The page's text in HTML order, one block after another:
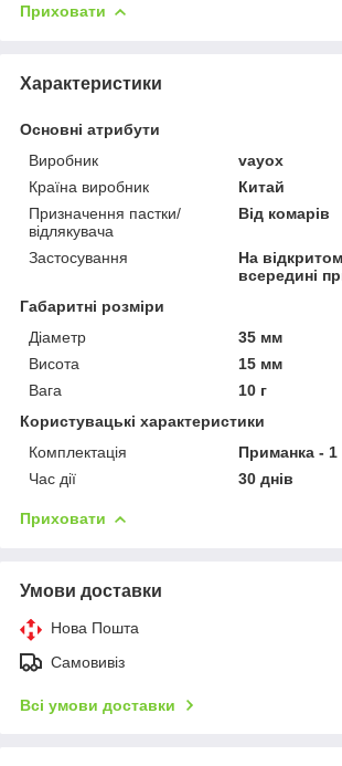
Приховати
Характеристики
Основні атрибути
Виробник
vayox
Країна виробник
Китай
Призначення пастки/
відлякувача
Від комарів
Застосування
На
всередині
Габаритні розміри
Діаметр
35 мм
Висота
15 мм
Вага
10 г
Користувацькі характеристики
Комплектація
Приманка -
Час дії
30 днів
Приховати
Умови доставки
Нова Пошта
Самовивіз
Всі умови доставки